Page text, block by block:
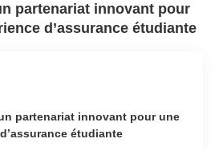
partenariat innovant pour
d’assurance étudiante
partenariat innovant pour une
étudiante